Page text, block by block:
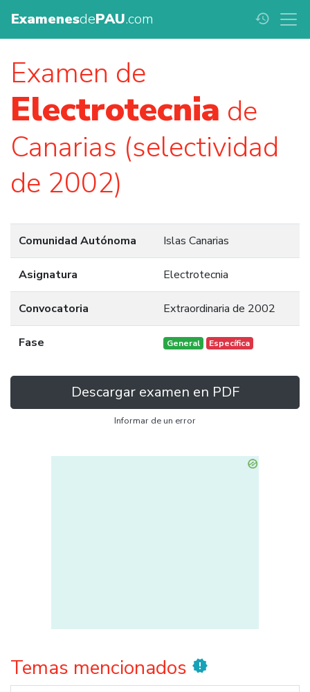
ExamenesdePAU.com history
Examen de
Electrotecnia de
Canarias (selectividad
de 2002)
Comunidad Autónoma Islas Canarias
Asignatura Electrotecnia
Convocatoria Extraordinaria de 2002
Fase General Específica
Descargar examen en PDF
Informar de un error
Temas mencionados new_releases